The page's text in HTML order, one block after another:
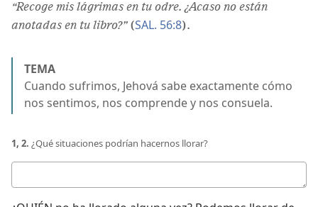
“Recoge mis lágrimas en tu odre. ¿Acaso no están
anotadas en tu libro?”(SAL. 56:8).
TEMA
Cuando sufrimos, Jehová sabe exactamente cómo
nos sentimos, nos comprende y nos consuela.
1, 2. ¿Qué situaciones podrían hacernos llorar?